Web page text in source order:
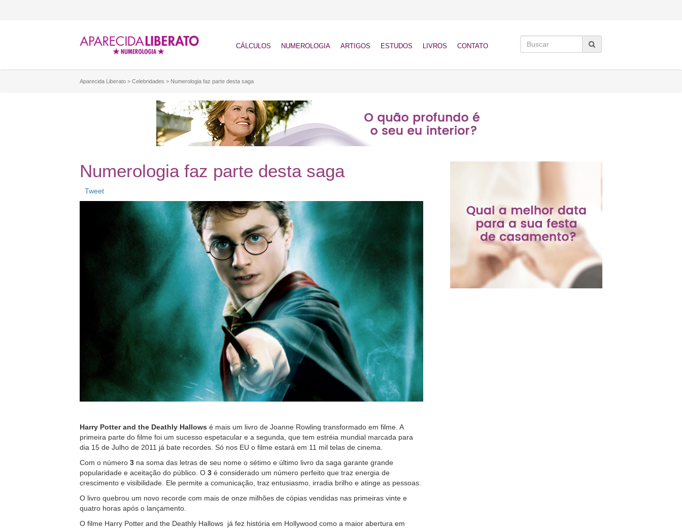
CÁLCULOS NUMEROLOGIA ARTIGOS ESTUDOS LIVROS CONTATO
Aparecida Liberato > Celebridades > Numerologia faz parte desta saga
Numerologia faz parte desta saga
Tweet
Harry Potter and the Deathly Hallows é mais um livro de Joanne Rowling transformado em filme. A
primeira parte do filme foi um sucesso espetacular e a segunda, que tem estréia mundial marcada para
dia 15 de Julho de 2011 já bate recordes. Só nos EU o filme estará em 11 mil telas de cinema.
Com o número 3 na soma das letras de seu nome o sétimo e último livro da saga garante grande
popularidade e aceitação do público. O 3 é considerado um número perfeito que traz energia de
crescimento e visibilidade. Ele permite a comunicação, traz entusiasmo, irradia brilho e atinge as pessoas.
O livro quebrou um novo recorde com mais de onze milhões de cópias vendidas nas primeiras vinte e
quatro horas após o lançamento.
O filme Harry Potter and the Deathly Hallows já fez história em Hollywood como a maior abertura em